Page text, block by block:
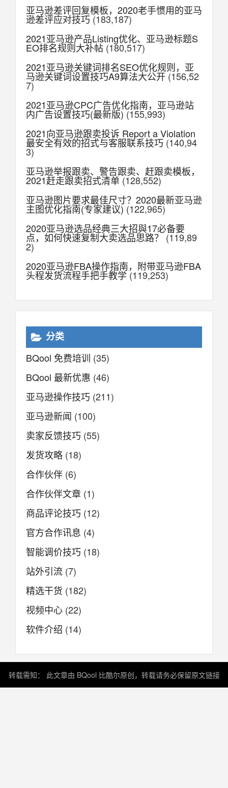
亚马逊差评回复模板，2020老手惯用的亚马
逊差评应对技巧 (183,187)
2021亚马逊产品Listing优化、亚马逊标题S
EO排名规则大补帖 (180,517)
2021亚马逊关键词排名SEO优化规则，亚
马逊关键词设置技巧A9算法大公开 (156,52
7)
2021亚马逊CPC广告优化指南，亚马逊站
内广告设置技巧(最新版) (155,993)
2021向亚马逊跟卖投诉 Report a Violation
最安全有效的招式与客服联系技巧 (140,94
3)
亚马逊举报跟卖、警告跟卖、赶跟卖模板，
2021赶走跟卖招式清单 (128,552)
亚马逊图片要求最佳尺寸？2020最新亚马逊
主图优化指南(专家建议) (122,965)
2020亚马逊选品经典三大招與17必备要
点，如何快速复制大卖选品思路？ (119,89
2)
2020亚马逊FBA操作指南，附带亚马逊FBA
头程发货流程手把手教学(119,253)
分类
BQool 免费培训 (35)
BQool 最新优惠 (46)
亚马逊操作技巧 (211)
亚马逊新闻 (100)
卖家反馈技巧 (55)
发货攻略 (18)
合作伙伴 (6)
合作伙伴文章 (1)
商品评论技巧 (12)
官方合作讯息 (4)
智能调价技巧 (18)
站外引流 (7)
精选干货 (182)
视频中心 (22)
软件介绍 (14)
转载需知： 此文章由 BQool 比酷尔原创，转载请务必保留原文链接